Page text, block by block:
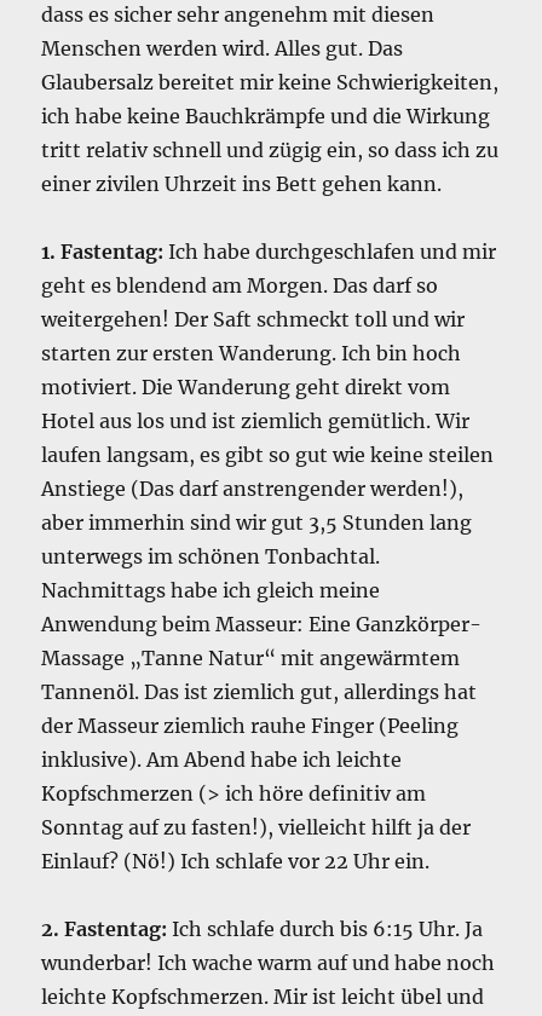
dass es sicher sehr angenehm mit diesen
Menschen werden wird. Alles gut. Das
Glaubersalz bereitet mir keine Schwierigkeiten,
ich habe keine Bauchkrämpfe und die Wirkung
tritt relativ schnell und zügig ein, so dass ich zu
einer zivilen Uhrzeit ins Bett gehen kann.
1. Fastentag: Ich habe durchgeschlafen und mir
geht es blendend am Morgen. Das darf so
weitergehen! Der Saft schmeckt toll und wir
starten zur ersten Wanderung. Ich bin hoch
motiviert. Die Wanderung geht direkt vom
Hotel aus los und ist ziemlich gemütlich. Wir
laufen langsam, es gibt so gut wie keine steilen
Anstiege (Das darf anstrengender werden!),
aber immerhin sind wir gut 3,5 Stunden lang
unterwegs im schönen Tonbachtal.
Nachmittags habe ich gleich meine
Anwendung beim Masseur: Eine Ganzkörper-
Massage „Tanne Natur“ mit angewärmtem
Tannenöl. Das ist ziemlich gut, allerdings hat
der Masseur ziemlich rauhe Finger (Peeling
inklusive). Am Abend habe ich leichte
Kopfschmerzen (> ich höre definitiv am
Sonntag auf zu fasten!), vielleicht hilft ja der
Einlauf? (Nö!) Ich schlafe vor 22 Uhr ein.
2. Fastentag: Ich schlafe durch bis 6:15 Uhr. Ja
wunderbar! Ich wache warm auf und habe noch
leichte Kopfschmerzen. Mir ist leicht übel und